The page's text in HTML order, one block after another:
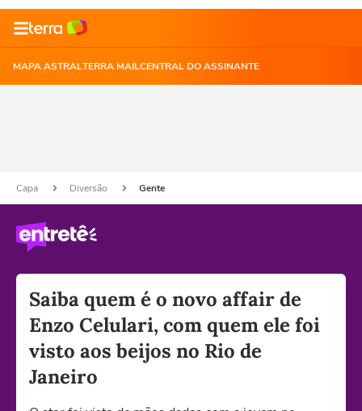
MAPA ASTRALTERRA MAILCENTRAL DO ASSINANTE
Capa Diversão Gente
Saiba quem é o novo affair de
Enzo Celulari, com quem ele foi
visto aos beijos no Rio de
Janeiro